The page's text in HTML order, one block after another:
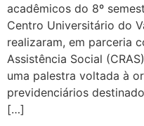
acadêmicos do 8º
Centro Universitário do
realizaram, em parceria
Assistência Social
uma palestra voltada à
previdenciários
[…]